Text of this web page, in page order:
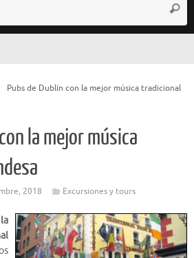
Pubs de Dublín con la mejor música tradicional
la mejor música
2018 Excursiones y tours